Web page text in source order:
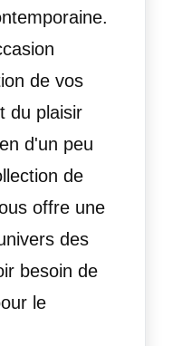
de vos
du plaisir
d'un peu
de
offre une
des
besoin de
le